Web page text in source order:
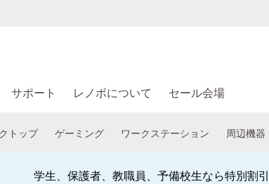
サポート レノボについて セール会場
トップ ゲーミング ワークステーション 周辺機器
学生、保護者、教職員、予備校生なら特別割